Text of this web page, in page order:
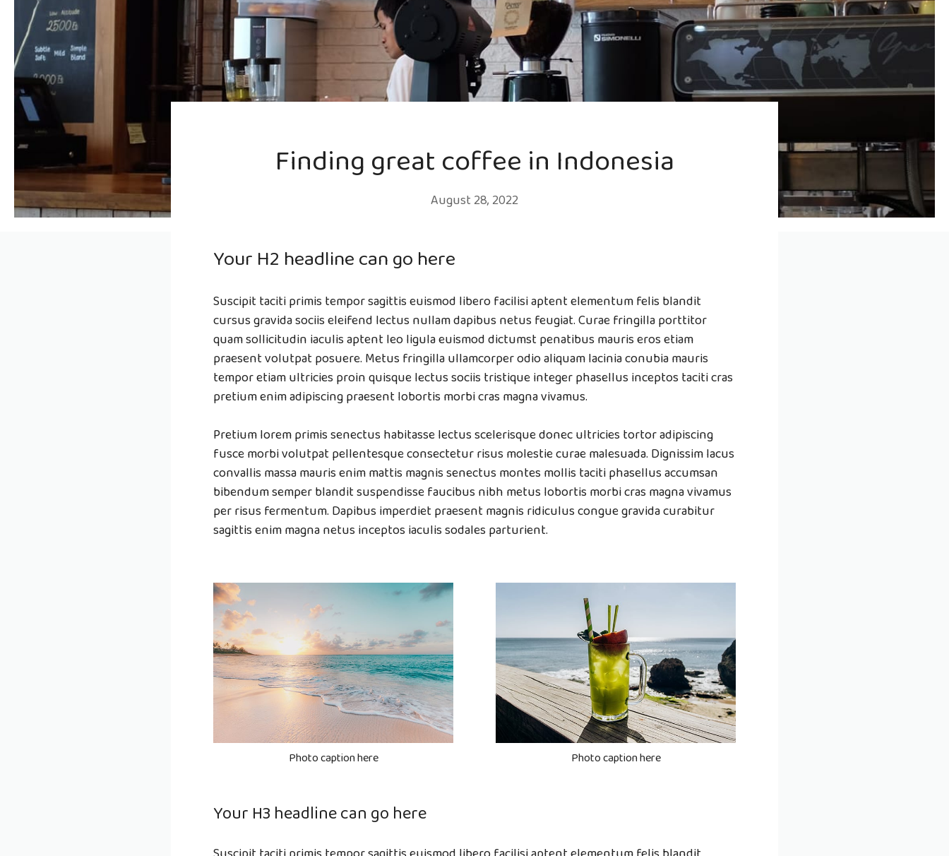
Finding great coffee in Indonesia
August 28, 2022
Your H2 headline can go here
Suscipit taciti primis tempor sagittis euismod libero facilisi aptent elementum felis blandit
cursus gravida sociis eleifend lectus nullam dapibus netus feugiat. Curae fringilla porttitor
quam sollicitudin iaculis aptent leo ligula euismod dictumst penatibus mauris eros etiam
praesent volutpat posuere. Metus fringilla ullamcorper odio aliquam lacinia conubia mauris
tempor etiam ultricies proin quisque lectus sociis tristique integer phasellus inceptos taciti cras
pretium enim adipiscing praesent lobortis morbi cras magna vivamus.
Pretium lorem primis senectus habitasse lectus scelerisque donec ultricies tortor adipiscing
fusce morbi volutpat pellentesque consectetur risus molestie curae malesuada. Dignissim lacus
convallis massa mauris enim mattis magnis senectus montes mollis taciti phasellus accumsan
bibendum semper blandit suspendisse faucibus nibh metus lobortis morbi cras magna vivamus
per risus fermentum. Dapibus imperdiet praesent magnis ridiculus congue gravida curabitur
sagittis enim magna netus inceptos iaculis sodales parturient.
Photo caption here Photo caption here
Your H3 headline can go here